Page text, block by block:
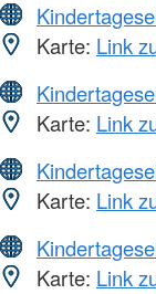
Karte: Link
Karte: Link
Karte: Link
Karte: Link